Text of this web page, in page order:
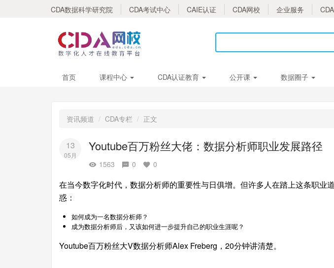
CDA数据科学研究院 CDA考试中心 CAIE认证 CDA网校 企业服务
首页 课程中心 CDA认证教育 公开课 数据圈子
资讯频道 CDA专栏 正文
13
05月
Youtube百万粉丝大佬：数据分析师职业发展路径
1563 0 0
在当今数字化时代，数据分析师的重要性与日俱增。但许多人在踏上这条职业
惑：
如何成为一名数据分析师？
成为数据分析师后，又该如何进一步提升自己的职业生涯呢？
Youtube百万粉丝大V数据分析师Alex Freberg，20分钟讲清楚。